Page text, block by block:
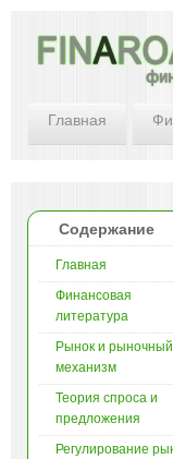
Главная
Содержание
Главная
Финансовая
литература
Рынок и рыночный
механизм
Теория спроса и
предложения
Регулирование